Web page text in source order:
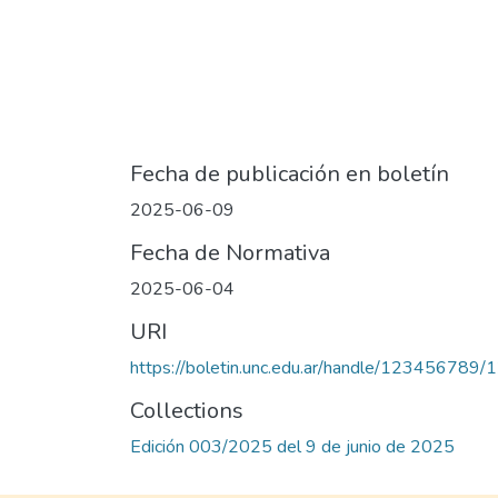
Fecha de publicación en boletín
2025-06-09
Fecha de Normativa
2025-06-04
URI
https://boletin.unc.edu.ar/handle/123456789/
Collections
Edición 003/2025 del 9 de junio de 2025